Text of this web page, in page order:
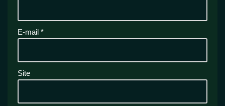
E-mail *
Site